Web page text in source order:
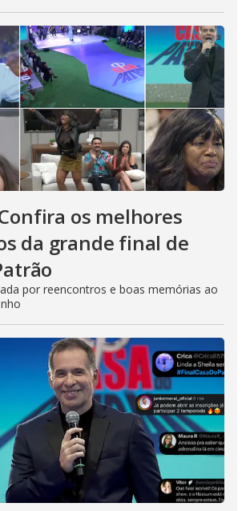
os melhores
da grande final de
por reencontros e boas memórias ao